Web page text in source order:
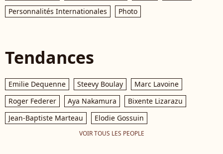
Personnalités Internationales
Photo
Tendances
Emilie Dequenne Steevy Boulay
Marc Lavoine
Roger Federer
Aya Nakamura
Bixente Lizarazu
Jean-Baptiste Marteau
Elodie Gossuin
VOIR TOUS LES PEOPLE